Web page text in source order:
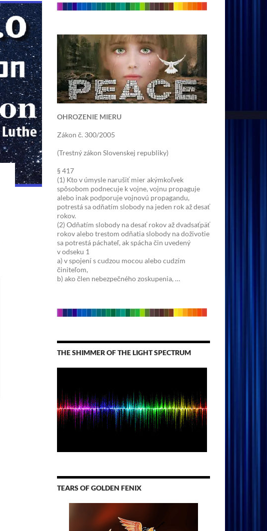
OHROZENIE MIERU
Zákon č. 300/2005
(Trestný zákon Slovenskej republiky)
§ 417
(1) Kto v úmysle narušiť mier akýmkoľvek
spôsobom podnecuje k vojne, vojnu propaguje
alebo inak podporuje vojnovú propagandu,
potrestá sa odňatím slobody na jeden rok až desať
rokov.
(2) Odňatím slobody na desať rokov až dvadsaťpäť
rokov alebo trestom odňatia slobody na doživotie
sa potrestá páchateľ, ak spácha čin uvedený
v odseku 1
a) v spojení s cudzou mocou alebo cudzím
činiteľom,
b) ako člen nebezpečného zoskupenia, …
THE SHIMMER OF THE LIGHT SPECTRUM
TEARS OF GOLDEN FENIX